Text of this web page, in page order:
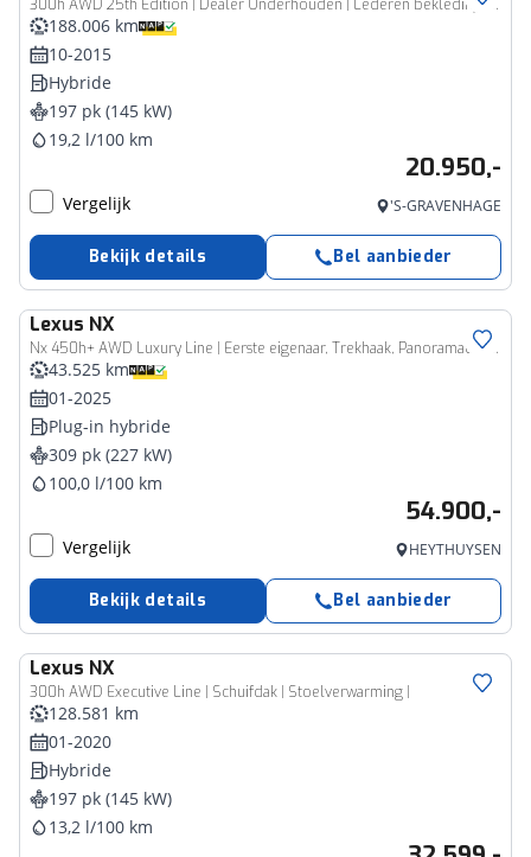
300h AWD 25th Edition | Dealer Onderhouden | Lederen bekleding | Stoelverwarming | Cruise Control Adaptive | Navigatie | Climate Control | Trekhaak afneembaar
188.006 km
10-2015
Hybride
197 pk (145 kW)
19,2 l/100 km
20.950,-
Vergelijk 'S-GRAVENHAGE
Bekijk details Bel aanbieder
Lexus NX
Nx 450h+ AWD Luxury Line | Eerste eigenaar, Trekhaak, Panoramadak, Stoelverwarming, 360 Camera, 1500KG Trekgewicht
43.525 km
01-2025
Plug-in hybride
309 pk (227 kW)
100,0 l/100 km
54.900,-
Vergelijk HEYTHUYSEN
Bekijk details Bel aanbieder
Lexus NX
300h AWD Executive Line | Schuifdak | Stoelverwarming |
128.581 km
01-2020
Hybride
197 pk (145 kW)
13,2 l/100 km